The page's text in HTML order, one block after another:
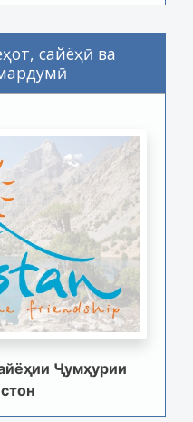
сайёҳӣ ва
Ҷумҳурии